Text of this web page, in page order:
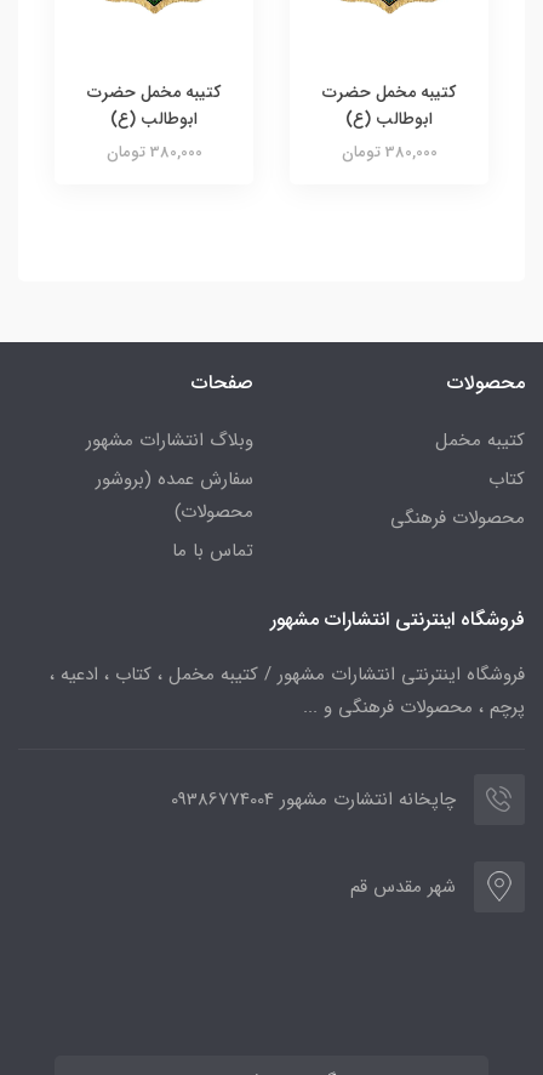
کتیبه مخمل حضرت
ابوطالب (ع)
380,000 تومان
کتیبه مخمل حضرت
ابوطالب (ع)
380,000 تومان
محصولات
کتیبه مخمل
کتاب
محصولات فرهنگی
صفحات
وبلاگ انتشارات مشهور
سفارش عمده (بروشور
محصولات)
تماس با ما
فروشگاه اینترنتی انتشارات مشهور
فروشگاه اینترنتی انتشارات مشهور / کتیبه مخمل ، کتاب ، ادعیه ،
پرچم ، محصولات فرهنگی و ...
چاپخانه انتشارت مشهور 09386774004
شهر مقدس قم